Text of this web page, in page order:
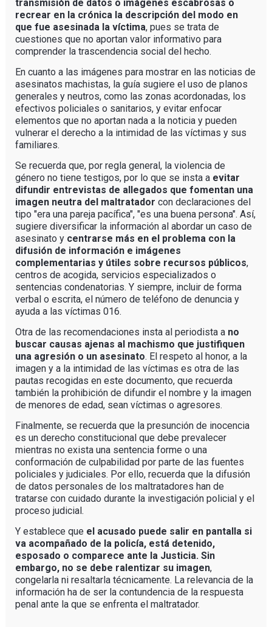
transmisión de datos o imágenes escabrosas o
recrear en la crónica la descripción del modo en
que fue asesinada la víctima, pues se trata de
cuestiones que no aportan valor informativo para
comprender la trascendencia social del hecho.
En cuanto a las imágenes para mostrar en las noticias de
asesinatos machistas, la guía sugiere el uso de planos
generales y neutros, como las zonas acordonadas, los
efectivos policiales o sanitarios, y evitar enfocar
elementos que no aportan nada a la noticia y pueden
vulnerar el derecho a la intimidad de las víctimas y sus
familiares.
Se recuerda que, por regla general, la violencia de
género no tiene testigos, por lo que se insta a evitar
difundir entrevistas de allegados que fomentan una
imagen neutra del maltratador con declaraciones del
tipo "era una pareja pacífica", "es una buena persona". Así,
sugiere diversificar la información al abordar un caso de
asesinato y centrarse más en el problema con la
difusión de información e imágenes
complementarias y útiles sobre recursos públicos,
centros de acogida, servicios especializados o
sentencias condenatorias. Y siempre, incluir de forma
verbal o escrita, el número de teléfono de denuncia y
ayuda a las víctimas 016.
Otra de las recomendaciones insta al periodista a no
buscar causas ajenas al machismo que justifiquen
una agresión o un asesinato. El respeto al honor, a la
imagen y a la intimidad de las víctimas es otra de las
pautas recogidas en este documento, que recuerda
también la prohibición de difundir el nombre y la imagen
de menores de edad, sean víctimas o agresores.
Finalmente, se recuerda que la presunción de inocencia
es un derecho constitucional que debe prevalecer
mientras no exista una sentencia forme o una
conformación de culpabilidad por parte de las fuentes
policiales y judiciales. Por ello, recuerda que la difusión
de datos personales de los maltratadores han de
tratarse con cuidado durante la investigación policial y el
proceso judicial.
Y establece que el acusado puede salir en pantalla si
va acompañado de la policía, está detenido,
esposado o comparece ante la Justicia. Sin
embargo, no se debe ralentizar su imagen,
congelarla ni resaltarla técnicamente. La relevancia de la
información ha de ser la contundencia de la respuesta
penal ante la que se enfrenta el maltratador.